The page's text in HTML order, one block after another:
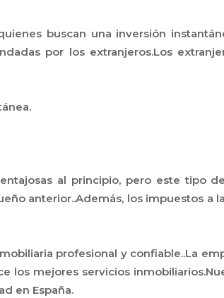
buscan una inversión
por los extranjeros.Los
al principio, pero este tipo
anterior..Además, los impuestos a
profesional y confiable..La
los mejores servicios
en España.